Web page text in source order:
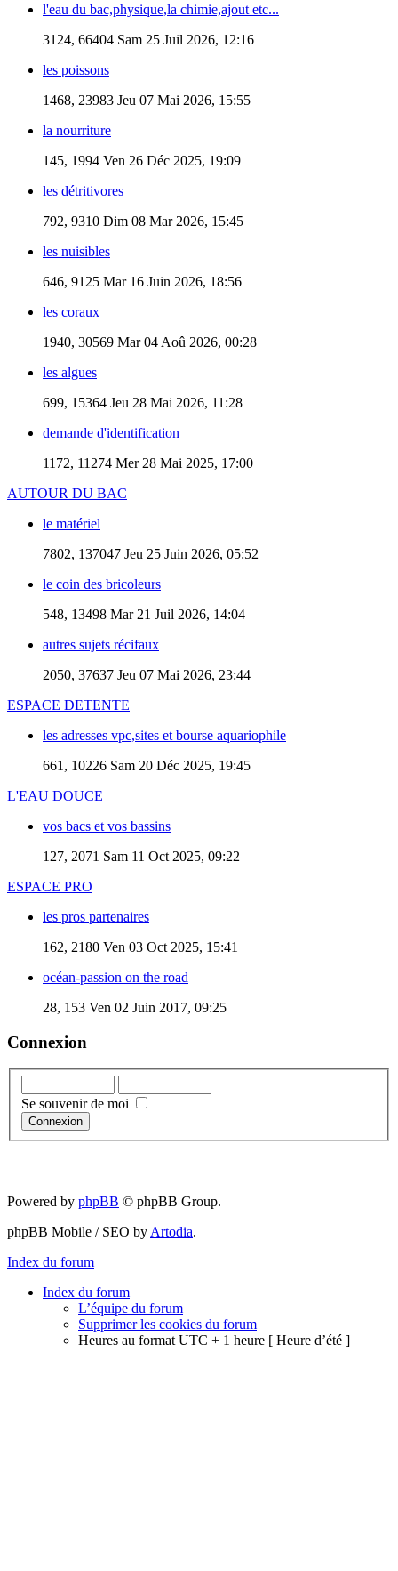
l'eau du bac,physique,la chimie,ajout etc...
3124, 66404 Sam 25 Juil 2026, 12:16
les poissons
1468, 23983 Jeu 07 Mai 2026, 15:55
la nourriture
145, 1994 Ven 26 Déc 2025, 19:09
les détritivores
792, 9310 Dim 08 Mar 2026, 15:45
les nuisibles
646, 9125 Mar 16 Juin 2026, 18:56
les coraux
1940, 30569 Mar 04 Aoû 2026, 00:28
les algues
699, 15364 Jeu 28 Mai 2026, 11:28
demande d'identification
1172, 11274 Mer 28 Mai 2025, 17:00
AUTOUR DU BAC
le matériel
7802, 137047 Jeu 25 Juin 2026, 05:52
le coin des bricoleurs
548, 13498 Mar 21 Juil 2026, 14:04
autres sujets récifaux
2050, 37637 Jeu 07 Mai 2026, 23:44
ESPACE DETENTE
les adresses vpc,sites et bourse aquariophile
661, 10226 Sam 20 Déc 2025, 19:45
L'EAU DOUCE
vos bacs et vos bassins
127, 2071 Sam 11 Oct 2025, 09:22
ESPACE PRO
les pros partenaires
162, 2180 Ven 03 Oct 2025, 15:41
océan-passion on the road
28, 153 Ven 02 Juin 2017, 09:25
Connexion
Se souvenir de moi
Powered by phpBB © phpBB Group.
phpBB Mobile / SEO by Artodia.
Index du forum
Index du forum
L’équipe du forum
Supprimer les cookies du forum
Heures au format UTC + 1 heure [ Heure d’été ]